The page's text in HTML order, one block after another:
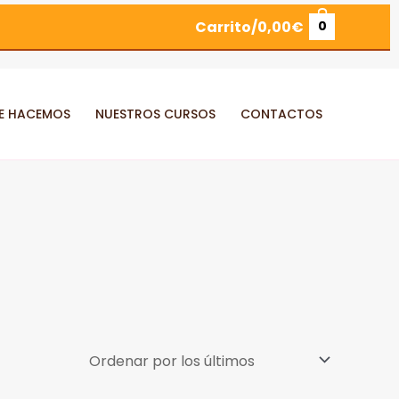
Carrito/0,00€ 0
HACEMOS NUESTROS CURSOS CONTACTOS